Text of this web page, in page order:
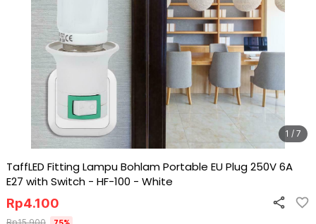
1 / 7
TaffLED Fitting Lampu Bohlam Portable EU Plug 250V 6A
E27 with Switch - HF-100 - White
Rp4.100